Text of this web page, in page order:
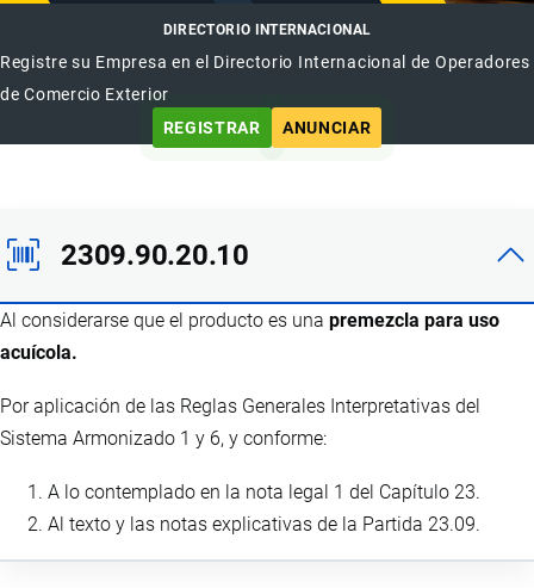
DIRECTORIO INTERNACIONAL
Registre su Empresa en el Directorio Internacional de Operadores
de Comercio Exterior
REGISTRAR
ANUNCIAR
2309.90.20.10
Al considerarse que el producto es una premezcla para uso
acuícola.
Por aplicación de las Reglas Generales Interpretativas del
Sistema Armonizado 1 y 6, y conforme:
A lo contemplado en la nota legal 1 del Capítulo 23.
Al texto y las notas explicativas de la Partida 23.09.